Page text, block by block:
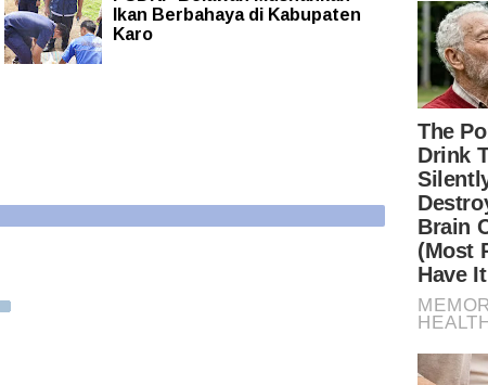
Ikan Berbahaya di Kabupaten
Karo